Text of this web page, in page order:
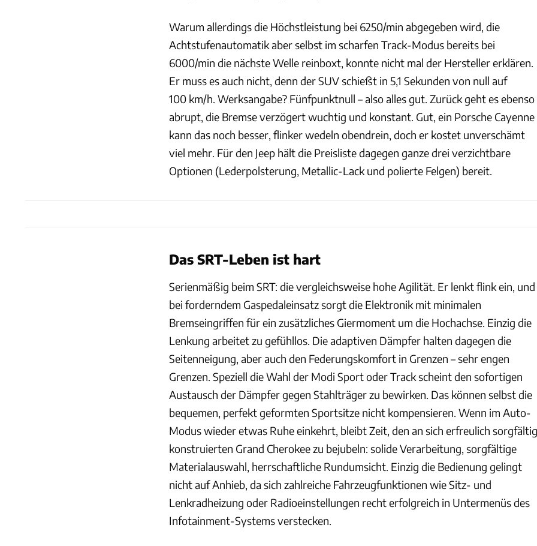
Warum allerdings die Höchstleistung bei 6250/min abgegeben wird, die
Achtstufenautomatik aber selbst im scharfen Track-Modus bereits bei
6000/min die nächste Welle reinboxt, konnte nicht mal der Hersteller erklären.
Er muss es auch nicht, denn der SUV schießt in 5,1 Sekunden von null auf
100 km/h. Werksangabe? Fünfpunktnull – also alles gut. Zurück geht es ebenso
abrupt, die Bremse verzögert wuchtig und konstant. Gut, ein Porsche Cayenne
kann das noch besser, flinker wedeln obendrein, doch er kostet unverschämt
viel mehr. Für den Jeep hält die Preisliste dagegen ganze drei verzichtbare
Optionen (Lederpolsterung, Metallic-Lack und polierte Felgen) bereit.
Das SRT-Leben ist hart
Serienmäßig beim SRT: die vergleichsweise hohe Agilität. Er lenkt flink ein, und
bei forderndem Gaspedaleinsatz sorgt die Elektronik mit minimalen
Bremseingriffen für ein zusätzliches Giermoment um die Hochachse. Einzig die
Lenkung arbeitet zu gefühllos. Die adaptiven Dämpfer halten dagegen die
Seitenneigung, aber auch den Federungskomfort in Grenzen – sehr engen
Grenzen. Speziell die Wahl der Modi Sport oder Track scheint den sofortigen
Austausch der Dämpfer gegen Stahlträger zu bewirken. Das können selbst die
bequemen, perfekt geformten Sportsitze nicht kompensieren. Wenn im Auto-
Modus wieder etwas Ruhe einkehrt, bleibt Zeit, den an sich erfreulich sorgfältig
konstruierten Grand Cherokee zu bejubeln: solide Verarbeitung, sorgfältige
Materialauswahl, herrschaftliche Rundumsicht. Einzig die Bedienung gelingt
nicht auf Anhieb, da sich zahlreiche Fahrzeugfunktionen wie Sitz- und
Lenkradheizung oder Radioeinstellungen recht erfolgreich in Untermenüs des
Infotainment-Systems verstecken.